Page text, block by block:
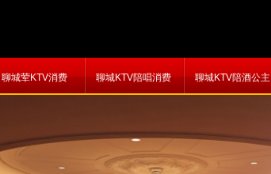
聊城荤KTV消费 聊城KTV陪唱消费 聊城KTV陪酒公主